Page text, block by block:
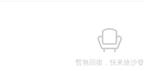
暫無回復，快來搶沙發